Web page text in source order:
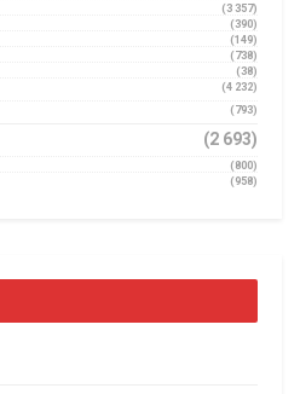
(3 357)
(390)
(149)
(738)
(38)
(4 232)
(793)
(2 693)
(800)
(958)